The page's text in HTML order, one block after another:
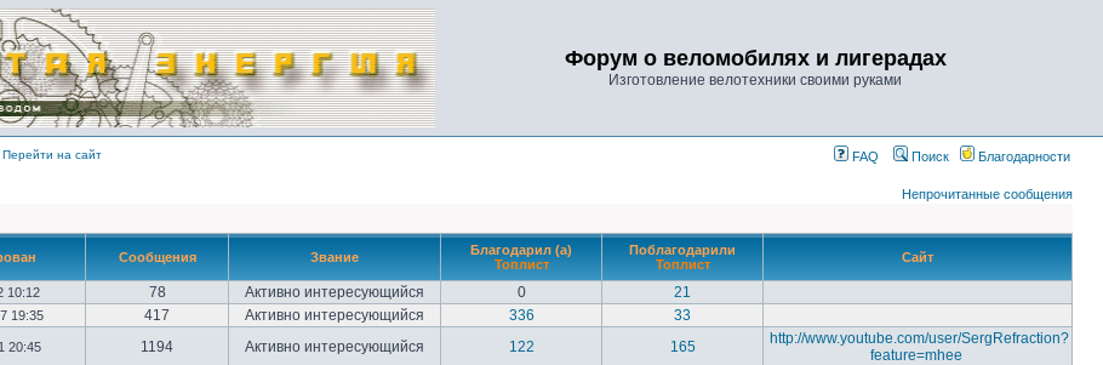
Форум о веломобилях и лигерадах
Изготовление велотехники своими руками
Перейти на сайт FAQ Поиск Благодарности
Непрочитанные сообщения
Сообщения Звание
Благодарил (а)
Топлист
Поблагодарили
Топлист
Сайт
10:12 78 Активно интересующийся 0
21
19:35 417 Активно интересующийся 336
33
20:45 1194 Активно интересующийся 122 165
http://www.youtube.com/user/SergRefraction?
feature=mhee